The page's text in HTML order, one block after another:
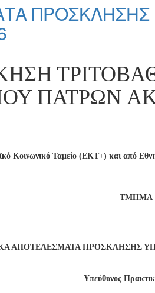
ΠΑΤΡΩΝ
Κοινωνικό Ταμείο (ΕΚΤ+) και από
TMHMA
ΑΠΟΤΕΛΕΣΜΑΤΑ ΠΡΟΣΚΛΗΣΗΣ
Υπεύθυνος